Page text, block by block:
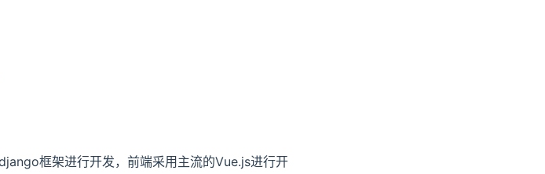
框架进行开发，前端采用主流的Vue.js进行开